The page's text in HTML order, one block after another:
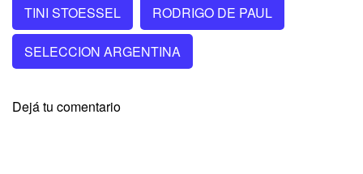
TINI STOESSEL
RODRIGO DE PAUL
SELECCION ARGENTINA
Dejá tu comentario